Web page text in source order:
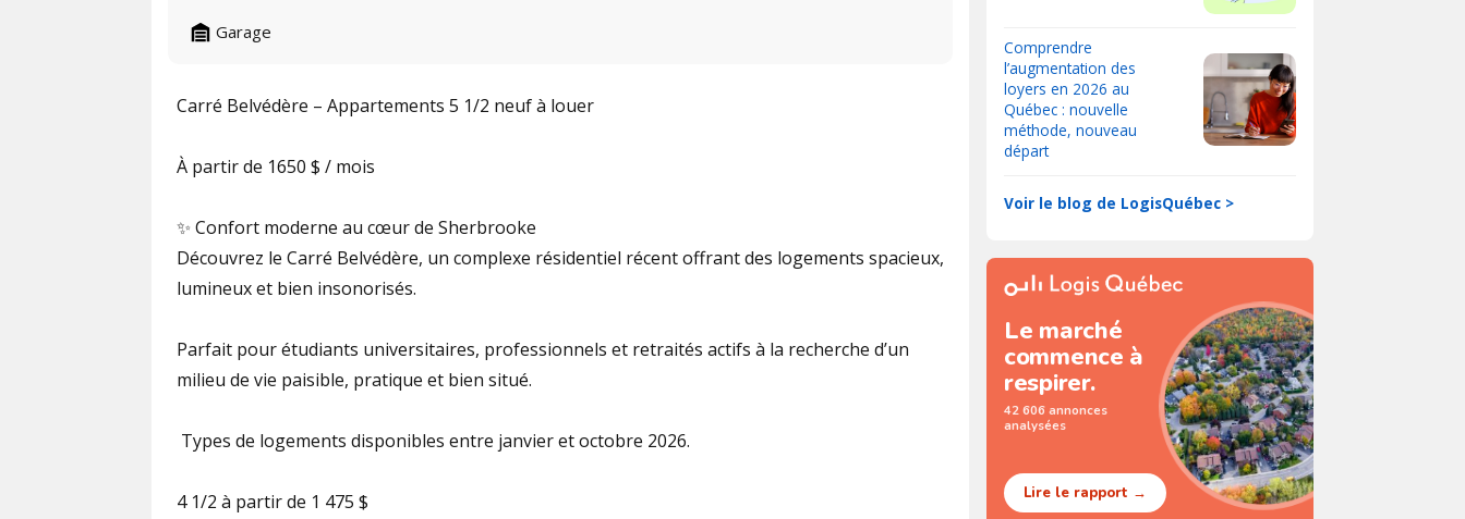
Garage
Carré Belvédère – Appartements 5 1/2 neuf à louer
À partir de 1650 $ / mois
✨ Confort moderne au cœur de Sherbrooke
Découvrez le Carré Belvédère, un complexe résidentiel récent offrant des logements spacieux,
lumineux et bien insonorisés.
Parfait pour étudiants universitaires, professionnels et retraités actifs à la recherche d’un
milieu de vie paisible, pratique et bien situé.
️ Types de logements disponibles entre janvier et octobre 2026.
4 1/2 à partir de 1 475 $
Comprendre
l’augmentation des
loyers en 2026 au
Québec : nouvelle
méthode, nouveau
départ
Voir le blog de LogisQuébec >
Le marché
commence à
respirer.
42 606 annonces
analysées
Lire le rapport →